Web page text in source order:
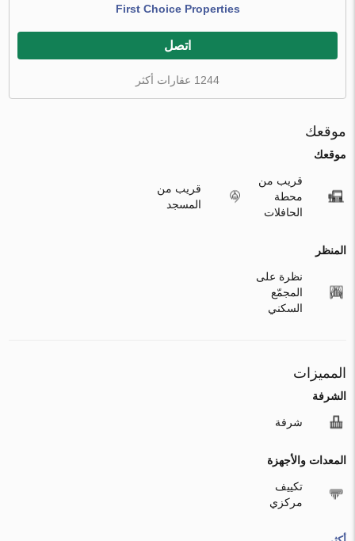
First Choice Properties
اتصل
1244 عقارات أكثر
موقعك
موقعك
قريب من
محطة
الحافلات
قريب من
المسجد
المنظر
نظرة على
المجمّع
السكني
المميزات
الشرفة
شرفة
المعدات والأجهزة
تكييف
مركزي